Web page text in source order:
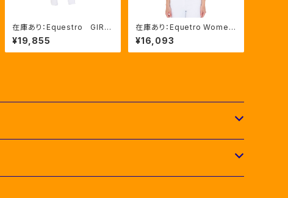
在庫あり：Equestro GIRL
S' スリムフィット フルグリ
ップレギンス 3色 （ETKU
00047）
¥19,855
在庫あり：Equetro Wome
n's カンヌ ラインストーンT
シャツ（ETW00245）
¥16,093